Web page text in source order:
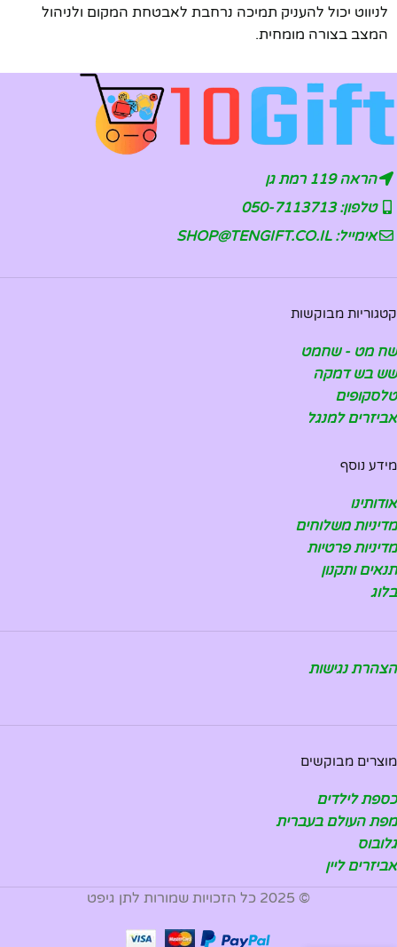
לניווט יכול להעניק תמיכה נרחבת לאבטחת המקום ולניהול
המצב בצורה מומחית.
הראה 119 רמת גן
טלפון: 050-7113713
אימייל: SHOP@TENGIFT.CO.IL
קטגוריות מבוקשות
שח מט - שחמט
שש בש דמקה
טלסקופים
אביזרים למנגל
מידע נוסף
אודותינו
מדיניות משלוחים
מדיניות פרטיות
תנאים ותקנון
בלוג
הצהרת נגישות
מוצרים מבוקשים
כספת לילדים
מפת העולם בעברית
גלובוס
אביזרים ליין
© 2025 כל הזכויות שמורות לתן גיפט